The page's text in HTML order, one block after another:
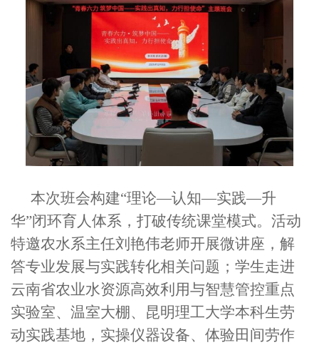
本次班会构建“理论—认知—实践—升
华”闭环育人体系，打破传统课堂模式。活动
特邀农水系主任刘艳伟老师开展微讲座，解
答专业发展与实践转化相关问题；学生走进
云南省农业水资源高效利用与智慧管控重点
实验室、温室大棚、昆明理工大学本科生劳
动实践基地，实操仪器设备、体验田间劳作